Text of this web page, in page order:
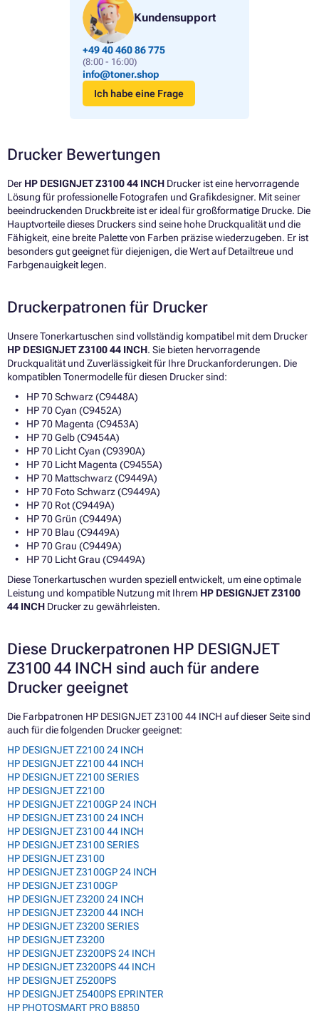
Kundensupport
+49 40 460 86 775
(8:00 - 16:00)
info@toner.shop
Ich habe eine Frage
Drucker Bewertungen
Der HP DESIGNJET Z3100 44 INCH Drucker ist eine hervorragende
Lösung für professionelle Fotografen und Grafikdesigner. Mit seiner
beeindruckenden Druckbreite ist er ideal für großformatige Drucke. Die
Hauptvorteile dieses Druckers sind seine hohe Druckqualität und die
Fähigkeit, eine breite Palette von Farben präzise wiederzugeben. Er ist
besonders gut geeignet für diejenigen, die Wert auf Detailtreue und
Farbgenauigkeit legen.
Druckerpatronen für Drucker
Unsere Tonerkartuschen sind vollständig kompatibel mit dem Drucker
HP DESIGNJET Z3100 44 INCH. Sie bieten hervorragende
Druckqualität und Zuverlässigkeit für Ihre Druckanforderungen. Die
kompatiblen Tonermodelle für diesen Drucker sind:
HP 70 Schwarz (C9448A)
HP 70 Cyan (C9452A)
HP 70 Magenta (C9453A)
HP 70 Gelb (C9454A)
HP 70 Licht Cyan (C9390A)
HP 70 Licht Magenta (C9455A)
HP 70 Mattschwarz (C9449A)
HP 70 Foto Schwarz (C9449A)
HP 70 Rot (C9449A)
HP 70 Grün (C9449A)
HP 70 Blau (C9449A)
HP 70 Grau (C9449A)
HP 70 Licht Grau (C9449A)
Diese Tonerkartuschen wurden speziell entwickelt, um eine optimale
Leistung und kompatible Nutzung mit Ihrem HP DESIGNJET Z3100
44 INCH Drucker zu gewährleisten.
Diese Druckerpatronen HP DESIGNJET
Z3100 44 INCH sind auch für andere
Drucker geeignet
Die Farbpatronen HP DESIGNJET Z3100 44 INCH auf dieser Seite sind
auch für die folgenden Drucker geeignet:
HP DESIGNJET Z2100 24 INCH
HP DESIGNJET Z2100 44 INCH
HP DESIGNJET Z2100 SERIES
HP DESIGNJET Z2100
HP DESIGNJET Z2100GP 24 INCH
HP DESIGNJET Z3100 24 INCH
HP DESIGNJET Z3100 44 INCH
HP DESIGNJET Z3100 SERIES
HP DESIGNJET Z3100
HP DESIGNJET Z3100GP 24 INCH
HP DESIGNJET Z3100GP
HP DESIGNJET Z3200 24 INCH
HP DESIGNJET Z3200 44 INCH
HP DESIGNJET Z3200 SERIES
HP DESIGNJET Z3200
HP DESIGNJET Z3200PS 24 INCH
HP DESIGNJET Z3200PS 44 INCH
HP DESIGNJET Z5200PS
HP DESIGNJET Z5400PS EPRINTER
HP PHOTOSMART PRO B8850